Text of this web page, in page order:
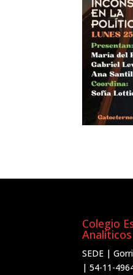
Colegio
Analíticos
SEDE |
| 54-11-